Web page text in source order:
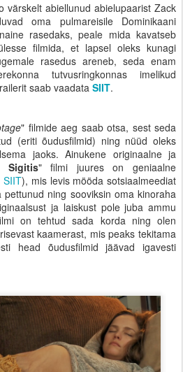
värskelt abiellunud abielupaarist Zack
oma pulmareisile Dominikaani
rasedaks, peale mida kavatseb
filmida, et lapsel oleks kunagi
rasedus areneb, seda enam
tutvusringkonnas imelikud
saab vaadata SIIT.
" filmide aeg saab otsa, sest seda
(eriti õudusfilmid) ning nüüd oleks
jaoks. Ainukene originaalne ja
Sigitis" filmi juures on geniaalne
SIIT), mis levis mööda sotsiaalmeediat
ning sooviksin oma kinoraha
ja laiskust pole juba ammu
on tehtud sada korda ning olen
kaamerast, mis peaks tekitama
head õudusfilmid jäävad igavesti